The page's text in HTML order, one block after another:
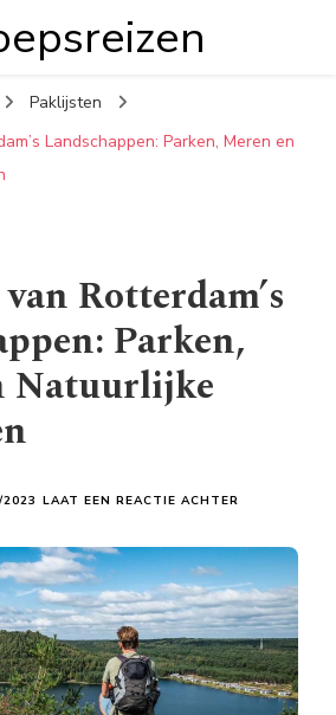
Paklijsten
Landschappen: Parken, Meren en
Rotterdam’s
Parken,
Natuurlijke
LAAT EEN REACTIE ACHTER
PARKEN,
MEREN
EN
NATUURLIJKE
UITZICHTEN